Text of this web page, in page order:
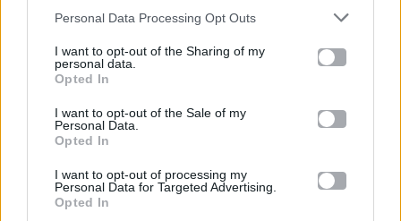
This information may also be disclosed by us to third parties
disclose it to other third parties.
Please note that this website/app uses one or more Google
services and may gather and store information including but
not limited to your visit or usage behaviour. You may click to
grant or deny consent to Google and its third-party tags to
consent section.
Personal Data Processing Opt Outs
I want to opt-out of the Sharing of my
personal data.
Opted In
I want to opt-out of the Sale of my
Personal Data.
Opted In
I want to opt-out of processing my
Personal Data for Targeted Advertising.
Opted In
Gossip
Televisione
Programmi TV
Amici
Ballando Con Le Stelle